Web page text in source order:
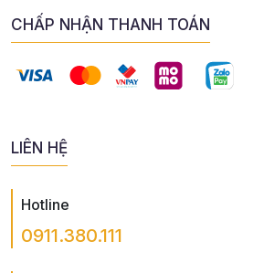
CHẤP NHẬN THANH TOÁN
LIÊN HỆ
Hotline
0911.380.111